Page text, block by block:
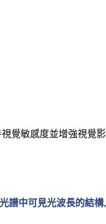
覺敏感度並增強視
譜中可見光波長的結構,